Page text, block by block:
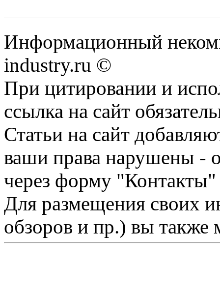
Информационный
industry.ru ©
При цитировании и
ссылка на сайт
Статьи на сайт
ваши права нарушены -
через форму "Контакты"
Для размещения своих
обзоров и пр.) вы также